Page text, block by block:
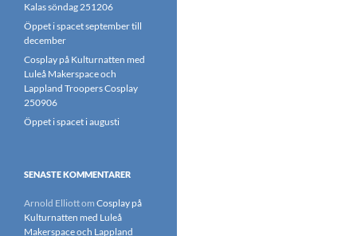
Kalas söndag 251206
Öppet i spacet september till
december
Cosplay på Kulturnatten med
Luleå Makerspace och
Lappland Troopers Cosplay
250906
Öppet i spacet i augusti
SENASTE KOMMENTARER
Arnold Elliottom Cosplay på
Kulturnatten med Luleå
Makerspace och Lappland